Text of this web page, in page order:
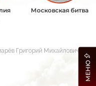
Московская битва
Григорий Михайлович
МЕНЮ